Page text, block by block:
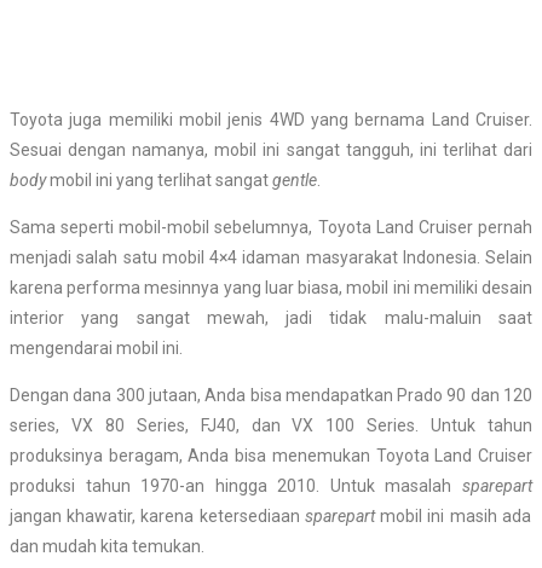
Toyota juga memiliki mobil jenis 4WD yang bernama Land Cruiser.
Sesuai dengan namanya, mobil ini sangat tangguh, ini terlihat dari
bodymobil ini yang terlihat sangatgentle
Sama seperti mobil-mobil sebelumnya, Toyota Land Cruiser pernah
menjadi salah satu mobil 4×4 idaman masyarakat Indonesia. Selain
karena performa mesinnya yang luar biasa, mobil ini memiliki desain
interior yang sangat mewah, jadi tidak malu-maluin saat
mengendarai mobil ini.
Dengan dana 300 jutaan, Anda bisa mendapatkan Prado 90 dan 120
series, VX 80 Series, FJ40, dan VX 100 Series. Untuk tahun
produksinya beragam, Anda bisa menemukan Toyota Land Cruiser
produksi tahun 1970-an hingga 2010. Untuk masalah sparepart
jangan khawatir, karena ketersediaan sparepartmobil ini masih ada
dan mudah kita temukan.